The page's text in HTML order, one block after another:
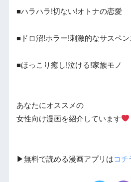
■ハラハラ!切ない!オトナの恋愛
■ドロ沼!ホラー!刺激的なサスペン
■ほっこり癒し!泣ける!家族モノ
あなたにオススメの
女性向け漫画を紹介しています
▶︎無料で読める漫画アプリはコチ